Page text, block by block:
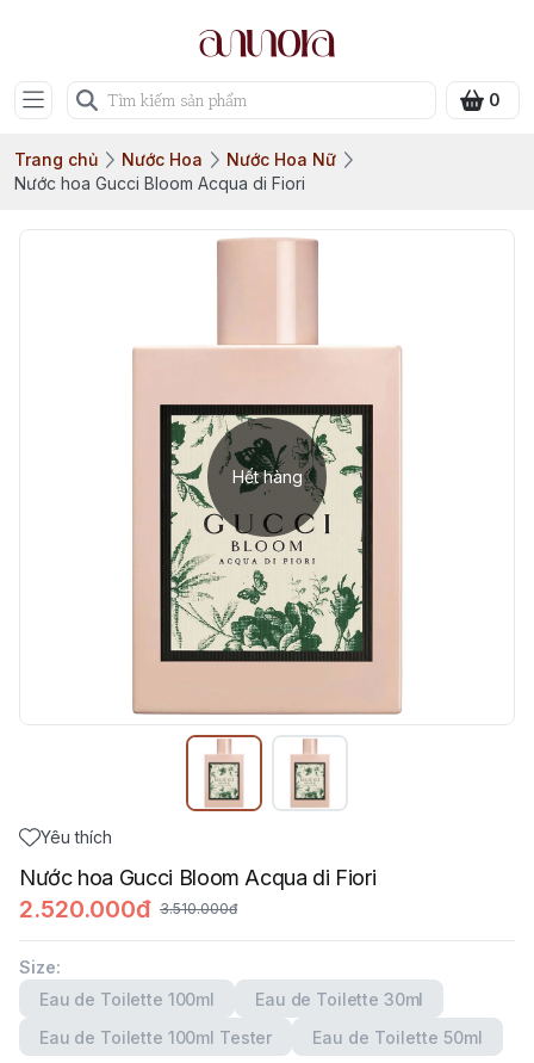
0
Trang chủ Nước Hoa
Nước Hoa Nữ
Nước hoa Gucci Bloom Acqua di Fiori
Hết hàng
Yêu thích
Nước hoa Gucci Bloom Acqua di Fiori
2.520.000đ 3.510.000đ
Size:
Eau de Toilette 100ml
Eau de Toilette 30ml
Eau de Toilette 100ml Tester
Eau de Toilette 50ml